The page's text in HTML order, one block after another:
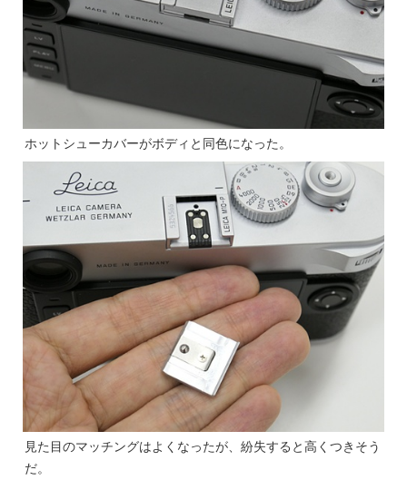
ホットシューカバーがボディと同色になった。
見た目のマッチングはよくなったが、紛失すると高くつきそう
だ。